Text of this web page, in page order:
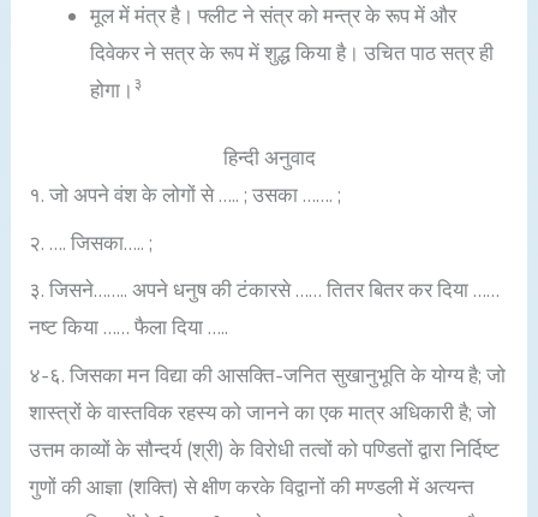
मूल में मंत्र है। फ्लीट ने संत्र को मन्त्र के रूप में और
दिवेकर ने सत्र के रूप में शुद्ध किया है। उचित पाठ सत्र ही
होगा। ३
हिन्दी अनुवाद
१. जो अपने वंश के लोगों से ….. ; उसका ……. ;
२. …. जिसका….. ;
३. जिसने…….. अपने धनुष की टंकारसे …… तितर बितर कर दिया ……
नष्ट किया …… फैला दिया …..
४-६. जिसका मन विद्या की आसक्ति-जनित सुखानुभूति के योग्य है; जो
शास्त्रों के वास्तविक रहस्य को जानने का एक मात्र अधिकारी है; जो
उत्तम काव्यों के सौन्दर्य (श्री) के विरोधी तत्वों को पण्डितों द्वारा निर्दिष्ट
गुणों की आज्ञा (शक्ति) से क्षीण करके विद्वानों की मण्डली में अत्यन्त